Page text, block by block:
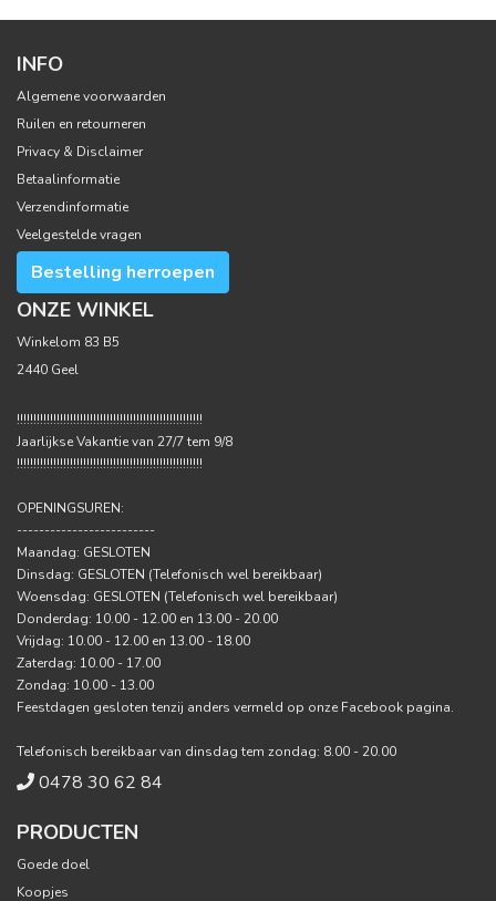
INFO
Algemene voorwaarden
Ruilen en retourneren
Privacy & Disclaimer
Betaalinformatie
Verzendinformatie
Veelgestelde vragen
Bestelling herroepen
ONZE WINKEL
Winkelom 83 B5
2440 Geel
!!!!!!!!!!!!!!!!!!!!!!!!!!!!!!!!!!!!!!!!!!!!!!!!!!!!!!!!
Jaarlijkse Vakantie van 27/7 tem 9/8
!!!!!!!!!!!!!!!!!!!!!!!!!!!!!!!!!!!!!!!!!!!!!!!!!!!!!!!!
OPENINGSUREN:
-------------------------
Maandag: GESLOTEN
Dinsdag: GESLOTEN (Telefonisch wel bereikbaar)
Woensdag: GESLOTEN (Telefonisch wel bereikbaar)
Donderdag: 10.00 - 12.00 en 13.00 - 20.00
Vrijdag: 10.00 - 12.00 en 13.00 - 18.00
Zaterdag: 10.00 - 17.00
Zondag: 10.00 - 13.00
Feestdagen gesloten tenzij anders vermeld op onze Facebook pagina.
Telefonisch bereikbaar van dinsdag tem zondag: 8.00 - 20.00
0478 30 62 84
PRODUCTEN
Goede doel
Koopjes